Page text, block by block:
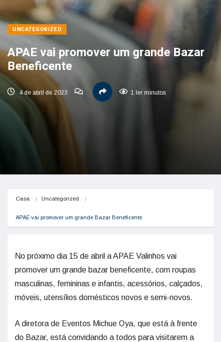
UNCATEGORIZED
APAE vai promover um grande Bazar
Beneficente
4 de abril de 2023 1 ler minutos
Casa Uncategorized
APAE vai promover um grande Bazar Beneficente
No próximo dia 15 de abril a APAE Valinhos vai
promover um grande bazar beneficente, com roupas
masculinas, femininas e infantis, acessórios, calçados,
móveis, utensílios domésticos novos e semi-novos.
A diretora de Eventos Michue Oya, que está à frente
do Bazar, está convidando a todos para visitarem a